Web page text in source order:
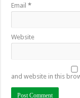
Email*
Website
and website in this